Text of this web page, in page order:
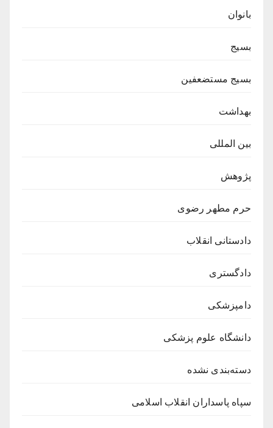
بانوان
بسیج
بسیج مستضعفین
بهداشت
بین المللی
پژوهش
حرم مطهر رضوی
دادستانی انقلاب
دادگستری
دامپزشکی
دانشگاه علوم پزشکی
دسته‌بندی نشده
سپاه پاسداران انقلاب اسلامی